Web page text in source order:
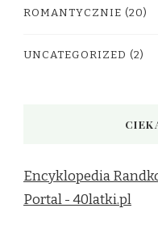
ROMANTYCZNIE (20)
UNCATEGORIZED (2)
Encyklopedia
Portal - 40latki.pl